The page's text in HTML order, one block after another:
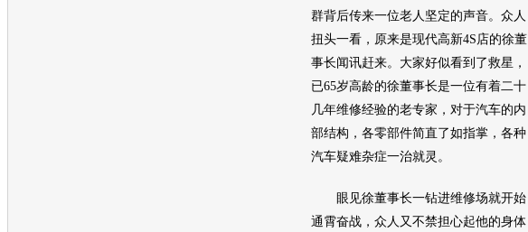
群背后传来一位老人坚定的声音。众人
扭头一看，原来是现代高新4S店的徐董
事长闻讯赶来。大家好似看到了救星，
已65岁高龄的徐董事长是一位有着二十
几年维修经验的老专家，对于汽车的内
部结构，各零部件简直了如指掌，各种
汽车疑难杂症一治就灵。
眼见徐董事长一钻进维修场就开始
通霄奋战，众人又不禁担心起他的身体